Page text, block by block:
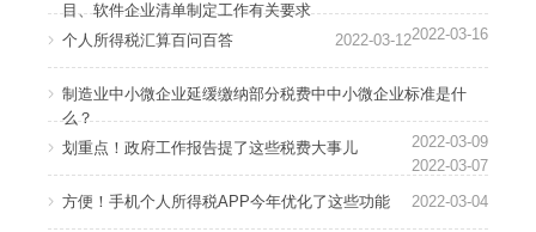
目、软件企业清单制定工作有关要求
2022-03-16
个人所得税汇算百问百答 2022-03-12
制造业中小微企业延缓缴纳部分税费中中小微企业标准是什
么？
2022-03-09
划重点！政府工作报告提了这些税费大事儿
2022-03-07
方便！手机个人所得税APP今年优化了这些功能
2022-03-04